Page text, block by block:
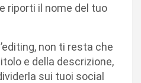
riporti il nome del tuo
non ti resta che
e della descrizione,
sui tuoi social